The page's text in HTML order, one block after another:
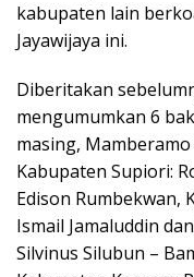
kabupaten lain
Jayawijaya ini.
Diberitakan
mengumumkan 6
masing, Mamberamo
Kabupaten Supiori:
Edison Rumbekwan,
Ismail Jamaluddin
Silvinus Silubun –